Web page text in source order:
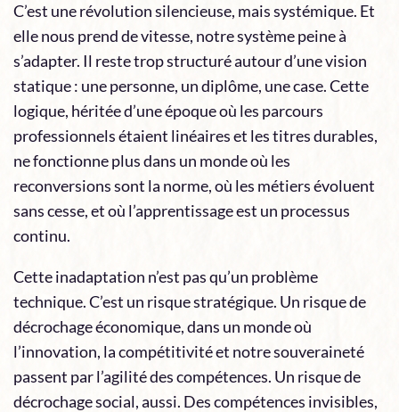
C’est une révolution silencieuse, mais systémique. Et
elle nous prend de vitesse, notre système peine à
s’adapter. Il reste trop structuré autour d’une vision
statique : une personne, un diplôme, une case. Cette
logique, héritée d’une époque où les parcours
professionnels étaient linéaires et les titres durables,
ne fonctionne plus dans un monde où les
reconversions sont la norme, où les métiers évoluent
sans cesse, et où l’apprentissage est un processus
continu.
Cette inadaptation n’est pas qu’un problème
technique. C’est un risque stratégique. Un risque de
décrochage économique, dans un monde où
l’innovation, la compétitivité et notre souveraineté
passent par l’agilité des compétences. Un risque de
décrochage social, aussi. Des compétences invisibles,